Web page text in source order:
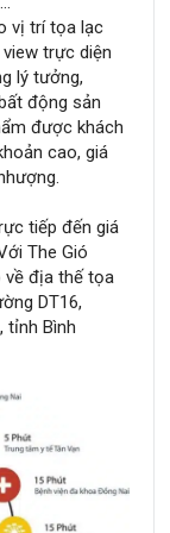
vị trí tọa lạc
trực diện
lý tưởng,
động sản
được khách
cao, giá
tiếp đến giá
The Gió
về địa thế tọa
DT16,
tỉnh Bình